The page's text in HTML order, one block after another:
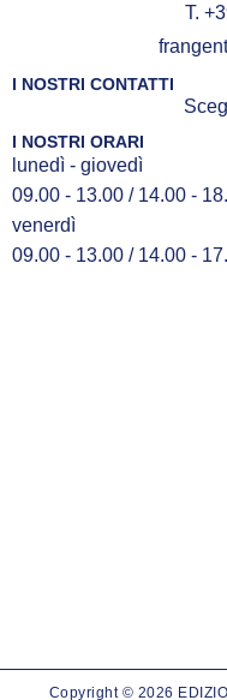
T.
I NOSTRI CONTATTI
I NOSTRI ORARI
lunedì - giovedì
09.00 - 13.00 / 14.00 -
venerdì
09.00 - 13.00 / 14.00 -
Copyright © 2026